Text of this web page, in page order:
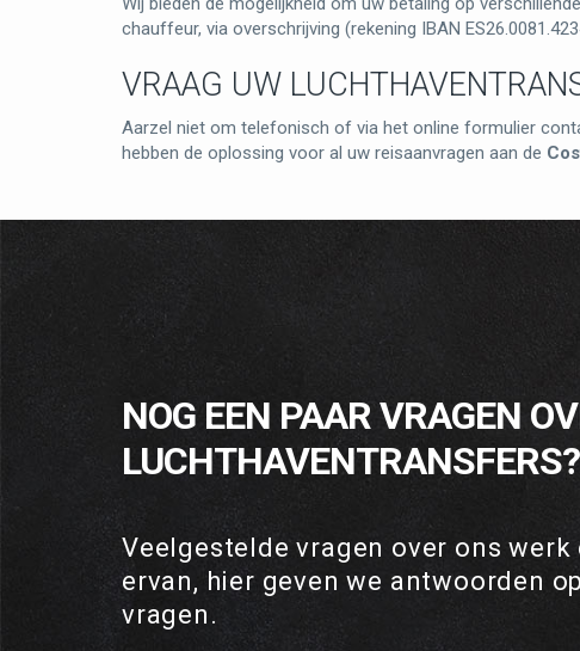
chauffeur, via overschrijving (rekening IBAN
VRAAG UW
Aarzel niet om telefonisch of via het online formulier
hebben de oplossing voor al uw reisaanvragen aan de
NOG EEN PAAR VRAGEN
LUCHTHAVENTRANSFERS?
Veelgestelde vragen over ons werk
ervan, hier geven we antwoorden
vragen.